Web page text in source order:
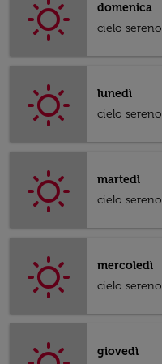
domenica
cielo sereno
lunedì
cielo sereno
martedì
cielo sereno
mercoledì
cielo sereno
giovedì